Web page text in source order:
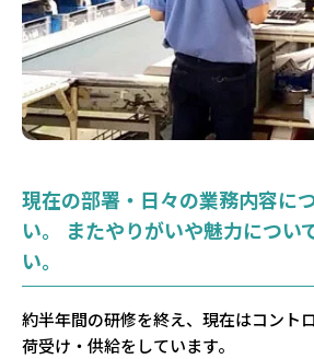
現在の部署・日々の業務内容に
い。 またやりがいや魅力につい
い。
約半年間の研修を終え、現在はコント
荷受け・供給をしています。